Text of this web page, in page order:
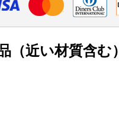
（近い材質含む）